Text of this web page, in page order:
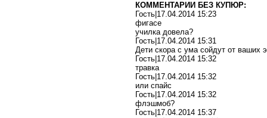
КОММЕНТАРИИ БЕЗ КУПЮР:
Гость|17.04.2014 15:23
фигасе
училкадовела?
Гость|17.04.2014 15:31
Дети скора с ума сойдут от
Гость|17.04.2014 15:32
травка
Гость|17.04.2014 15:32
илиспайс
Гость|17.04.2014 15:32
флэшмоб?
Гость|17.04.2014 15:37